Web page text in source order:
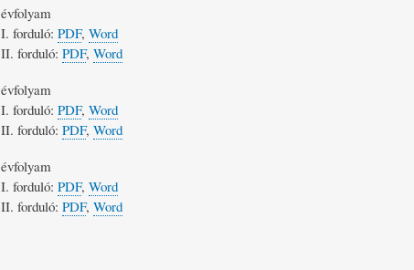
évfolyam
I. forduló: PDF, Word
II. forduló: PDF, Word
évfolyam
I. forduló: PDF, Word
II. forduló: PDF, Word
évfolyam
I. forduló: PDF, Word
II. forduló: PDF, Word